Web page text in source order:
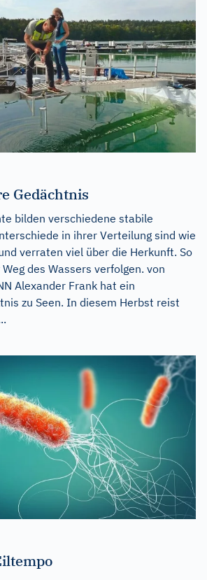
Gedächtnis
bilden verschiedene stabile
in ihrer Verteilung sind wie
verraten viel über die Herkunft. So
des Wassers verfolgen. von
Alexander Frank hat ein
zu Seen. In diesem Herbst reist